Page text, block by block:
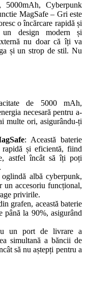
Cyberpunk
MagSafe – Gri este
o încărcare rapidă și
design modern și
nu doar că îți va
și un strop de stil. Nu
de 5000 mAh,
necesară pentru a-
multe ori, asigurându-ți
: Această baterie
rapidă și eficientă, fiind
astfel încât să îți poți
albă cyberpunk,
accesoriu funcțional,
privirile.
grafen, această baterie
până la 90%, asigurând
un port de livrare a
simultană a băncii de
să nu aștepți pentru a